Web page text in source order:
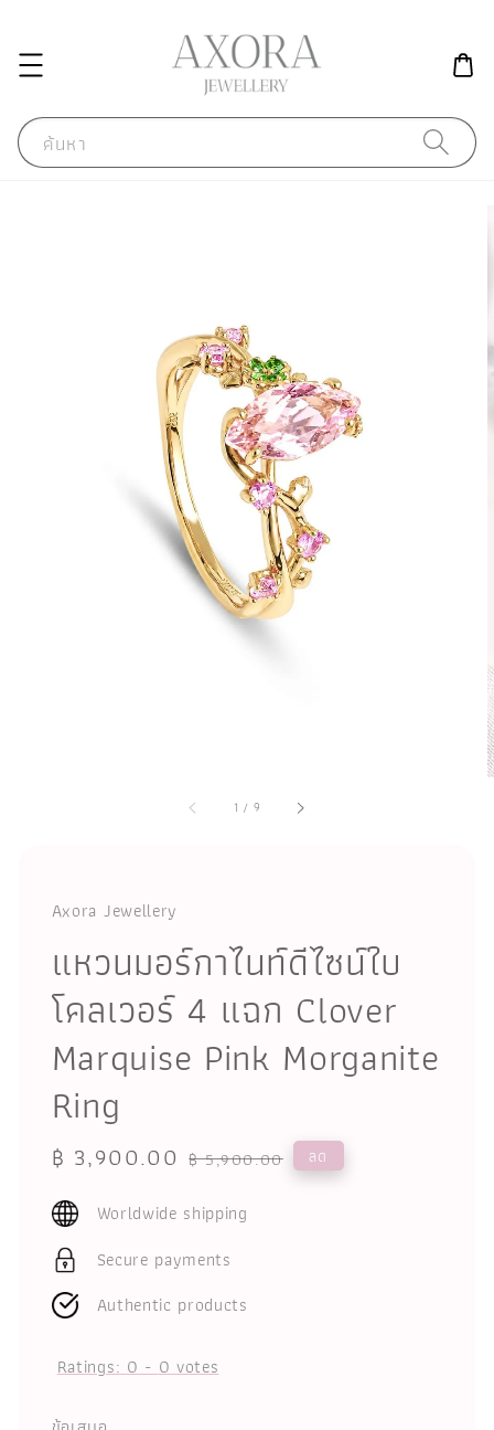
ค้นหา
1 / 9
Axora Jewellery
แหวนมอร์กาไนท์ดีไซน์ใบ
โคลเวอร์ 4 แฉก Clover
Marquise Pink Morganite
Ring
Sale
฿ 3,900.00 Regular
฿ 5,900.00 ลด
Worldwide shipping
Secure payments
Authentic products
Ratings:0-0votes